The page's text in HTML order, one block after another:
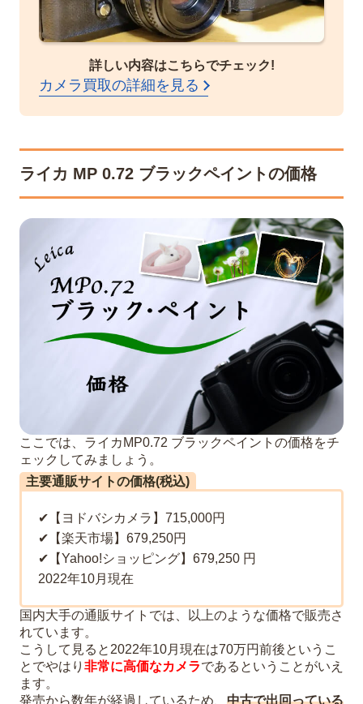
詳しい内容はこちらでチェック!
カメラ買取の詳細を見る
ライカ MP 0.72 ブラックペイントの価格
ここでは、ライカMP0.72 ブラックペイントの価格をチ
ェックしてみましょう。
主要通販サイトの価格(税込)
✔︎【ヨドバシカメラ】715,000円
✔︎【楽天市場】679,250円
✔︎【Yahoo!ショッピング】679,250 円
2022年10月現在
国内大手の通販サイトでは、以上のような価格で販売さ
れています。
こうして見ると2022年10月現在は70万円前後というこ
とでやはり 非常に高価なカメラであるということがいえ
ます。
発売から数年が経過しているため、 中古で出回っている